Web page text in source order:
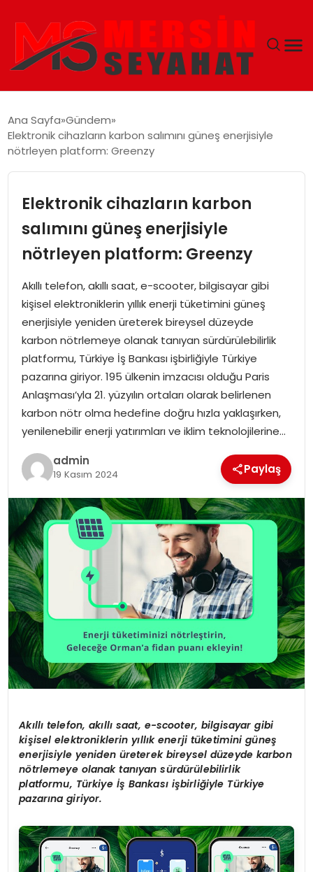
EKONOMI
GÜNCEL
Ana Sayfa Gündem
Elektronik cihazların karbon salımını güneş enerjisiyle
nötrleyen platform: Greenzy
Elektronik cihazların karbon
salımını güneş enerjisiyle
nötrleyen platform: Greenzy
Akıllı telefon, akıllı saat, e-scooter, bilgisayar gibi
kişisel elektroniklerin yıllık enerji tüketimini güneş
enerjisiyle yeniden üreterek bireysel düzeyde
karbon nötrlemeye olanak tanıyan sürdürülebilirlik
platformu, Türkiye İş Bankası işbirliğiyle Türkiye
pazarına giriyor. 195 ülkenin imzacısı olduğu Paris
Anlaşması’yla 21. yüzyılın ortaları olarak belirlenen
karbon nötr olma hedefine doğru hızla yaklaşırken,
yenilenebilir enerji yatırımları ve iklim teknolojilerine…
admin
19 Kasım 2024 Paylaş
Akıllı telefon, akıllı saat, e-scooter, bilgisayar gibi
kişisel elektroniklerin yıllık enerji tüketimini güneş
enerjisiyle yeniden üreterek bireysel düzeyde karbon
nötrlemeye olanak tanıyan sürdürülebilirlik
platformu, Türkiye İş Bankası işbirliğiyle Türkiye
pazarına giriyor.